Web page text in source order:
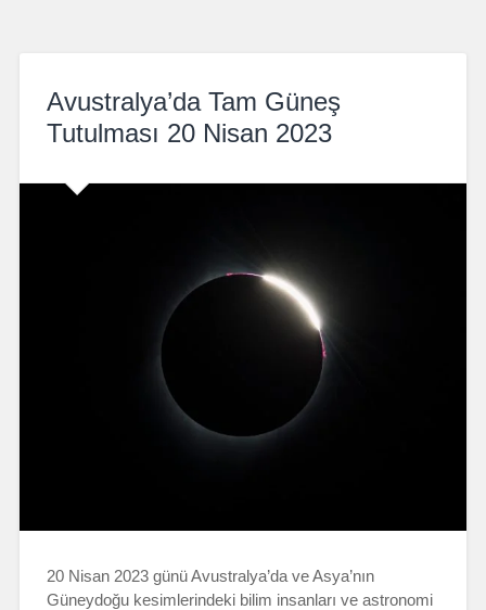
Avustralya’da Tam Güneş
Tutulması 20 Nisan 2023
20 Nisan 2023 günü Avustralya’da ve Asya’nın
Güneydoğu kesimlerindeki bilim insanları ve astronomi